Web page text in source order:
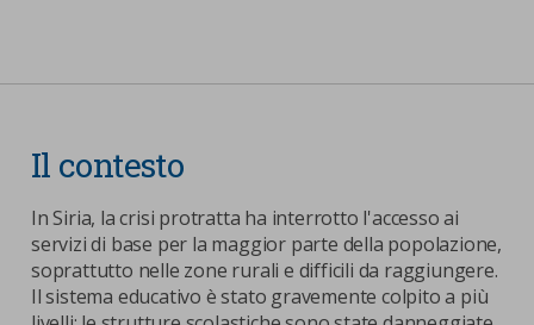
Il contesto
In Siria, la crisi protratta ha interrotto l'accesso ai
servizi di base per la maggior parte della popolazione,
soprattutto nelle zone rurali e difficili da raggiungere.
Il sistema educativo è stato gravemente colpito a più